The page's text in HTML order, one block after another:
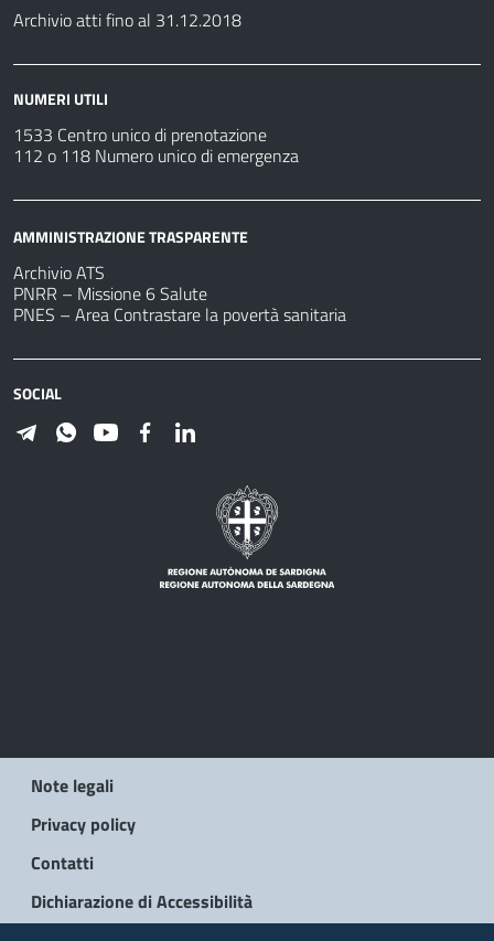
Archivio atti fino al 31.12.2018
NUMERI UTILI
1533 Centro unico di prenotazione
112 o 118 Numero unico di emergenza
AMMINISTRAZIONE TRASPARENTE
Archivio ATS
PNRR – Missione 6 Salute
PNES – Area Contrastare la povertà sanitaria
SOCIAL
Note legali
Privacy policy
Contatti
Dichiarazione di Accessibilità